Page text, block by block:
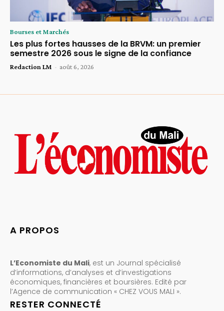
Bourses et Marchés
Les plus fortes hausses de la BRVM: un premier
semestre 2026 sous le signe de la confiance
Redaction LM - août 6, 2026
A PROPOS
L’Economiste du Mali, est un Journal spécialisé
d’informations, d’analyses et d’investigations
économiques, financières et boursières. Edité par
l’Agence de communication « CHEZ VOUS MALI ».
RESTER CONNECTÉ